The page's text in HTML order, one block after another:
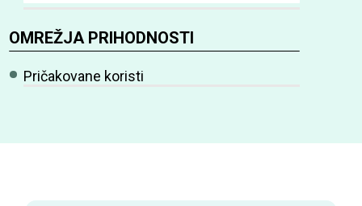
OMREŽJA PRIHODNOSTI
Pričakovane koristi